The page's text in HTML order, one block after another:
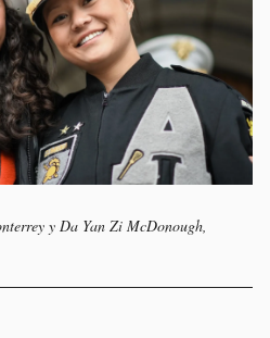
y Da Yan Zi McDonough,